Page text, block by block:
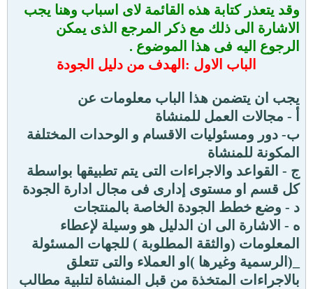
وقد يتعذر كتابة هذه القائمة لاى اسباب وهنا يجب
الاشارة الى ذلك مع ذكر المرجع الذى يمكن
الرجوع اليه فى هذا الموضوع .
الباب الاول :الهدف من دليل الجودة
يجب ان يتضمن هذا الباب معلومات عن
أ - مجالات العمل للمنشاة
ب- دور ومسئوليات الاقسام و الوحدات المختلفة
المكونة للمنشاة
ج - القواعد والاجراءات التى يتم تطبيقها بواسطة
كل قسم او مستوى إدارى فى مجال ادارة الجودة
د - وضع خطط الجودة الخاصة بالمنتجات
ه - الاشارة الى ان الدليل هو وسيلة لإعطاء
المعلومات (والثقة المطلوبة ) للجهات المسئولة
_(الرسمية وغيرها )او العملاء والتى تتعلق
بالاجراءات المتخذة من قبل المنشاة لتلبية مطالب